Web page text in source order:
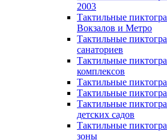
2003
Тактильные
Вокзалов и Метро
Тактильные
санаториев
Тактильные
комплексов
Тактильные
Тактильные
Тактильные
детских садов
Тактильные
зоны